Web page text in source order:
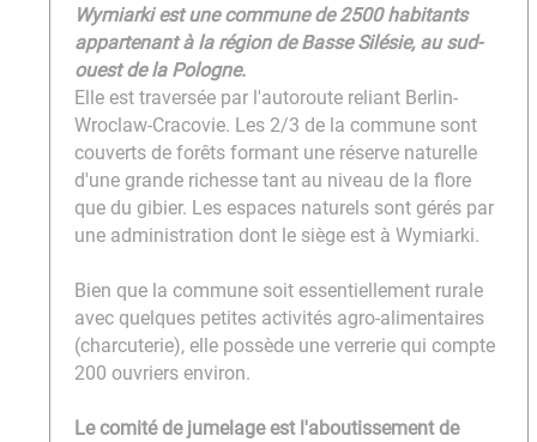
Wymiarki est une commune de 2500 habitants
appartenant à la région de Basse Silésie, au sud-
ouest de la Pologne.
Elle est traversée par l'autoroute reliant Berlin-
Wroclaw-Cracovie. Les 2/3 de la commune sont
couverts de forêts formant une réserve naturelle
d'une grande richesse tant au niveau de la flore
que du gibier. Les espaces naturels sont gérés par
une administration dont le siège est à Wymiarki.
Bien que la commune soit essentiellement rurale
avec quelques petites activités agro-alimentaires
(charcuterie), elle possède une verrerie qui compte
200 ouvriers environ.
Le comité de jumelage est l'aboutissement de